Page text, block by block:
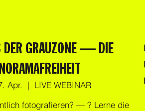
DER GRAUZONE — DIE
Apr.
  |
LIVE WEBINAR
fotografieren? — ? Lerne die